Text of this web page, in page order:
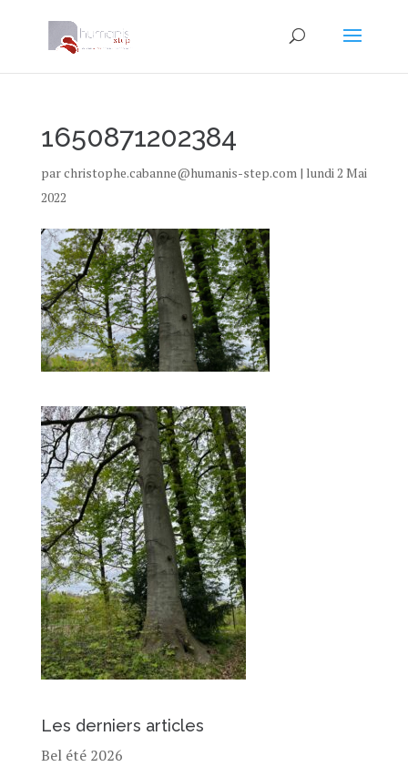
1650871202384
parchristophe.cabanne@humanis-step.com| lundi 2 Mai
2022
Les derniers articles
Bel été 2026